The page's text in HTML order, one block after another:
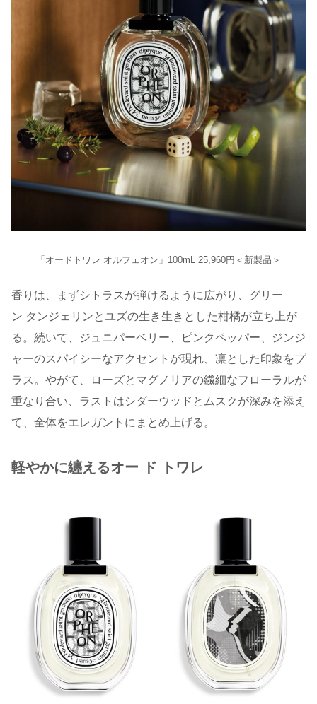
「オードトワレ オルフェオン」100mL 25,960円＜新製品＞
香りは、まずシトラスが弾けるように広がり、グリー
ン タンジェリンとユズの生き生きとした柑橘が立ち上が
る。続いて、ジュニパーベリー、ピンクペッパー、ジンジ
ャーのスパイシーなアクセントが現れ、凛とした印象をプ
ラス。やがて、ローズとマグノリアの繊細なフローラルが
重なり合い、ラストはシダーウッドとムスクが深みを添え
て、全体をエレガントにまとめ上げる。
軽やかに纏えるオー ド トワレ